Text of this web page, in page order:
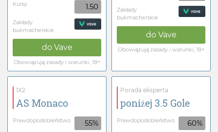
Kursy 1.50
Zakłady
bukmacherskie
do Vave
Obowiązują zasady i warunki, 18+
Zakłady
bukmacherskie
do Vave
Obowiązują zasady i warunki, 18+
1X2
AS Monaco
Prawdopodobieństwo 55%
Porada eksperta
poniżej 3.5 Gole
Prawdopodobieństwo 60%